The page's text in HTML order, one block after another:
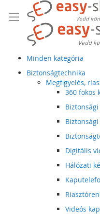
Minden kategória
Biztonságtechnika
Megfigyelés,
360 fokos
Digitális
Hálózati
Videós